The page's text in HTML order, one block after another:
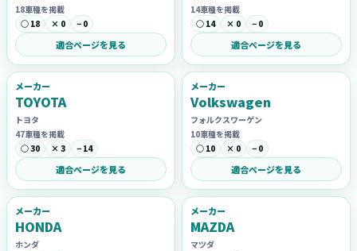
18車種を掲載
○ 18
× 0 − 0
適合ページを見る
14車種を掲載
○ 14
× 0 − 0
適合ページを見る
メーカー
TOYOTA
トヨタ
47車種を掲載
○ 30
× 3 − 14
適合ページを見る
メーカー
Volkswagen
フォルクスワーゲン
10車種を掲載
○ 10
× 0 − 0
適合ページを見る
メーカー
HONDA
ホンダ
メーカー
MAZDA
マツダ